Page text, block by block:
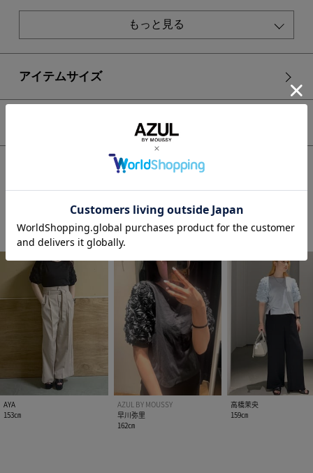
イズ
※画像の商品はサンプルです。実際の商品と仕様、加工が若干
※画像の商品は光の照射や角度、お使いのモニター環境によ
※着用、お取り扱いの際は、アテンションタグをご確認くださ
もっと見る
アイテムサイズ
トップス カットソー ソデチュールトップス
STAFF COORDINATE
AYA
153㎝
AZUL BY MOUSSY
早川弥里
162㎝
高橋茉央
159㎝